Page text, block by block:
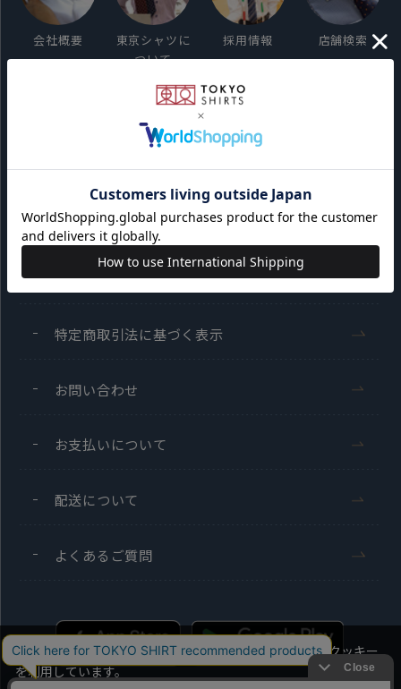
会社概要
東京シャツに
ついて
採用情報 店舗検索
サイト利用規約
会員利用規約
プライバシーポリシー
特定商取引法に基づく表示
お問い合わせ
お支払いについて
配送について
よくあるご質問
当社のウェブサイトでは、お客様の利便性向上のためにクッキー
を利用しています。